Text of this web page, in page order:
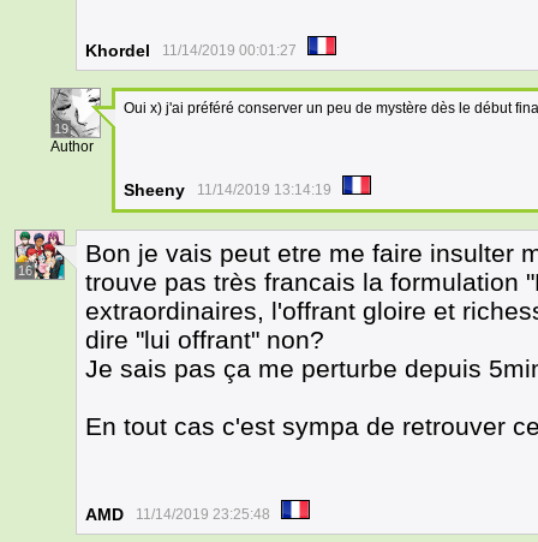
Khordel 11/14/2019 00:01:27
19
Author
Oui x) j'ai préféré conserver un peu de mystère dès le début
Sheeny 11/14/2019 13:14:19
16
Bon je vais peut etre me faire insulter
trouve pas très francais la formulation
extraordinaires, l'offrant gloire et
dire "lui offrant" non?
Je sais pas ça me perturbe depuis
En tout cas c'est sympa de retrouver
AMD 11/14/2019 23:25:48